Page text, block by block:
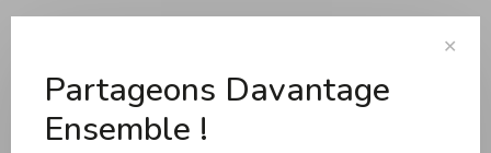
La fourchette à viande Güde de la série Delta Grenadill
✕
Partageons Davantage
Ensemble !